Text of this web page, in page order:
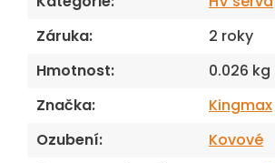
Záruka:
2 roky
Hmotnost:
0.026 kg
Značka:
Kingmax
Ozubení: Kovové